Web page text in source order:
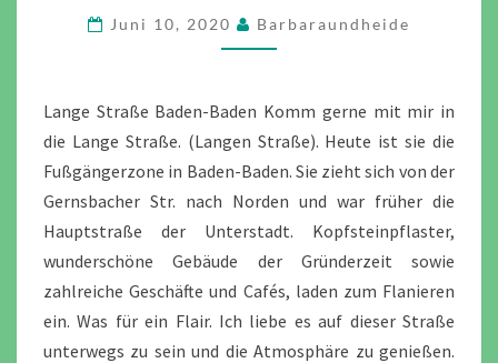
ADEN
Juni 10, 2020 Barbaraundheide
Lange Straße Baden-Baden Komm gerne mit mir in
die Lange Straße. (Langen Straße). Heute ist sie die
Fußgängerzone in Baden-Baden. Sie zieht sich von der
Gernsbacher Str. nach Norden und war früher die
Hauptstraße der Unterstadt. Kopfsteinpflaster,
wunderschöne Gebäude der Gründerzeit sowie
zahlreiche Geschäfte und Cafés, laden zum Flanieren
ein. Was für ein Flair. Ich liebe es auf dieser Straße
unterwegs zu sein und die Atmosphäre zu genießen.